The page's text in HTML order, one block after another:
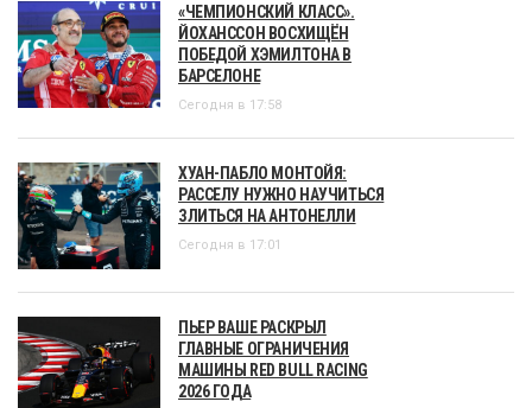
«ЧЕМПИОНСКИЙ КЛАСС».
ЙОХАНССОН ВОСХИЩЁН
ПОБЕДОЙ ХЭМИЛТОНА В
БАРСЕЛОНЕ
Сегодня в 17:58
ХУАН-ПАБЛО МОНТОЙЯ:
РАССЕЛУ НУЖНО НАУЧИТЬСЯ
ЗЛИТЬСЯ НА АНТОНЕЛЛИ
Сегодня в 17:01
ПЬЕР ВАШЕ РАСКРЫЛ
ГЛАВНЫЕ ОГРАНИЧЕНИЯ
МАШИНЫ RED BULL RACING
2026 ГОДА